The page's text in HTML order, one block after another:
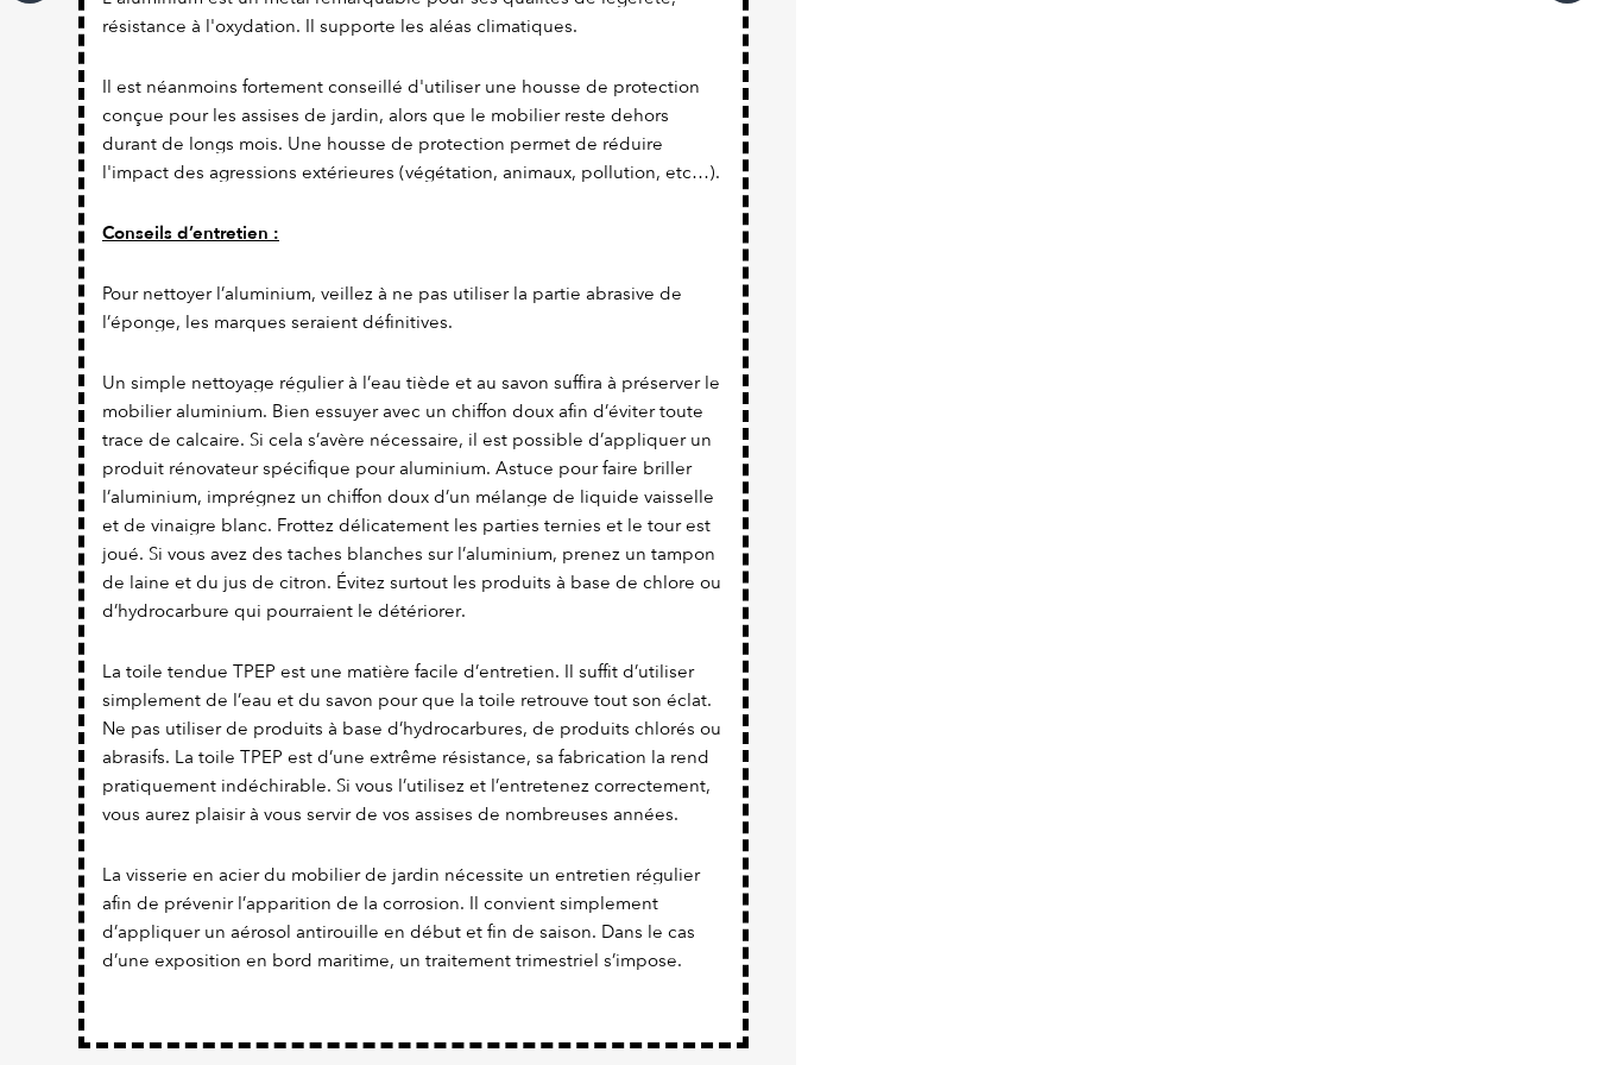
résistance à l'oxydation. Il supporte les aléas climatiques.
Il est néanmoins fortement conseillé d'utiliser une housse de protection
conçue pour les assises de jardin, alors que le mobilier reste dehors
durant de longs mois. Une housse de protection permet de réduire
l'impact des agressions extérieures (végétation, animaux, pollution, etc…).
Conseils d’entretien :
Pour nettoyer l’aluminium, veillez à ne pas utiliser la partie abrasive de
l’éponge, les marques seraient définitives.
Un simple nettoyage régulier à l’eau tiède et au savon suffira à préserver le
mobilier aluminium. Bien essuyer avec un chiffon doux afin d’éviter toute
trace de calcaire. Si cela s’avère nécessaire, il est possible d’appliquer un
produit rénovateur spécifique pour aluminium. Astuce pour faire briller
l’aluminium, imprégnez un chiffon doux d’un mélange de liquide vaisselle
et de vinaigre blanc. Frottez délicatement les parties ternies et le tour est
joué. Si vous avez des taches blanches sur l’aluminium, prenez un tampon
de laine et du jus de citron. Évitez surtout les produits à base de chlore ou
d’hydrocarbure qui pourraient le détériorer.
La toile tendue TPEP est une matière facile d’entretien. Il suffit d’utiliser
simplement de l’eau et du savon pour que la toile retrouve tout son éclat.
Ne pas utiliser de produits à base d’hydrocarbures, de produits chlorés ou
abrasifs. La toile TPEP est d’une extrême résistance, sa fabrication la rend
pratiquement indéchirable. Si vous l’utilisez et l’entretenez correctement,
vous aurez plaisir à vous servir de vos assises de nombreuses années.
La visserie en acier du mobilier de jardin nécessite un entretien régulier
afin de prévenir l’apparition de la corrosion. Il convient simplement
d’appliquer un aérosol antirouille en début et fin de saison. Dans le cas
d’une exposition en bord maritime, un traitement trimestriel s’impose.